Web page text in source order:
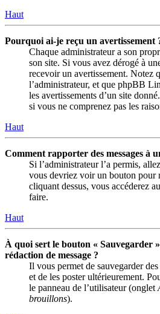
Haut
Pourquoi ai-je reçu un avertissement
Chaque administrateur a son
son site. Si vous avez dérogé à
recevoir un avertissement. Notez
l’administrateur, et que phpBB
les avertissements d’un site
si vous ne comprenez pas les
Haut
Comment rapporter des messages à
Si l’administrateur l’a permis,
vous devriez voir un bouton pour
cliquant dessus, vous accéderez
faire.
Haut
À quoi sert le bouton « Sauvegarder
rédaction de message ?
Il vous permet de sauvegarder
et de les poster ultérieurement.
le panneau de l’utilisateur (onglet
brouillons).